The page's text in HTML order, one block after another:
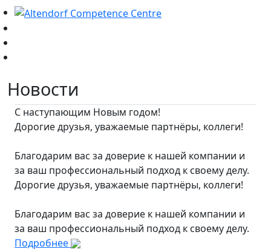
Новости
С наступающим Новым годом!
Дорогие друзья, уважаемые партнёры, коллеги!
Благодарим вас за доверие к нашей компании и
за ваш профессиональный подход к своему делу.
Дорогие друзья, уважаемые партнёры, коллеги!
Благодарим вас за доверие к нашей компании и
за ваш профессиональный подход к своему делу.
Подробнее